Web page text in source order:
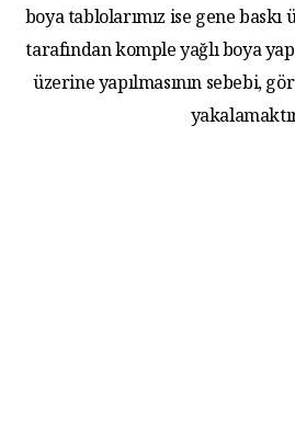
boya tablolarımız ise gene baskı
tarafından komple yağlı boya
üzerine yapılmasının sebebi,